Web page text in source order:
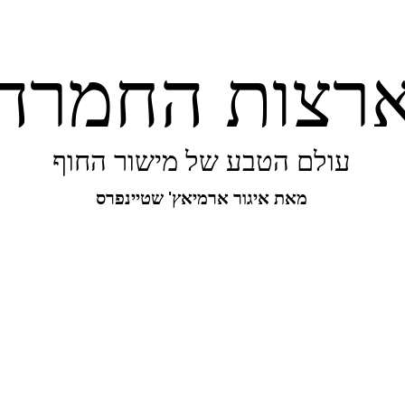
עולם הטבע של מישור החוף
מאת איגור ארמיאץ' שטיינפרס